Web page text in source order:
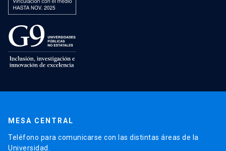
MESA CENTRAL
Teléfono para comunicarse con las distintas áreas de la
Universidad.